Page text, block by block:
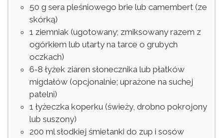
50 g sera pleśniowego brie lub camembert (ze
skórką)
1 ziemniak (ugotowany; zmiksowany razem z
ogórkiem lub utarty na tarce o grubych
oczkach)
6-8 łyżek ziaren słonecznika lub płatków
migdałów (opcjonalnie; uprażone na suchej
patelni)
1 łyżeczka koperku (świeży, drobno pokrojony
lub suszony)
200 ml słodkiej śmietanki do zup i sosów